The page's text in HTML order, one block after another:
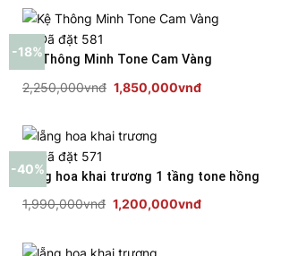
-18%
🔥 Đã đặt 581
Kệ Thông Minh Tone Cam Vàng
2,250,000vnđ Giá
là:
2,250,000vnđ.
1,850,000vnđGiá
1,850,000vnđ.
-40%
🔥 Đã đặt 571
Lẵng hoa khai trương 1 tầng tone hồng
1,990,000vnđ Giá
1,200,000vnđGiá